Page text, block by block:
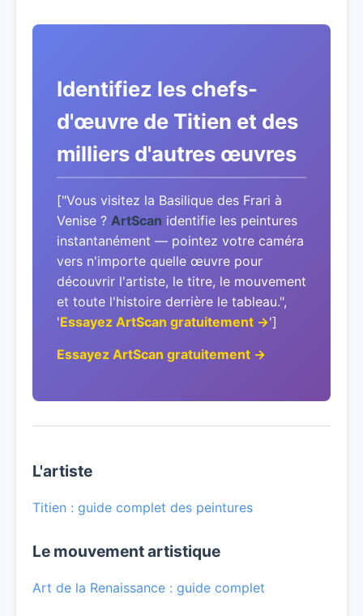
Identifiez les chefs-
d'œuvre de Titien et des
milliers d'autres œuvres
["Vous visitez la Basilique des Frari à
Venise ? ArtScan identifie les peintures
instantanément — pointez votre caméra
vers n'importe quelle œuvre pour
découvrir l'artiste, le titre, le mouvement
et toute l'histoire derrière le tableau.",
'Essayez ArtScan gratuitement →']
Essayez ArtScan gratuitement →
L'artiste
Titien : guide complet des peintures
Le mouvement artistique
Art de la Renaissance : guide complet